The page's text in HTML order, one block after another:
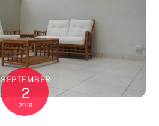
SEPTEMBER
2
2016